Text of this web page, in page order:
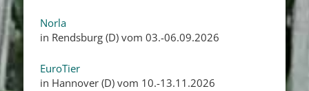
Norla
in Rendsburg (D) vom 03.-06.09.2026
EuroTier
in Hannover (D) vom 10.-13.11.2026